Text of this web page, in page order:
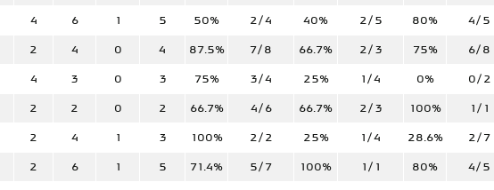
4/5
80%
2/5
40%
2/4
50%
5
1
6
4
6/8
75%
2/3
66.7%
7/8
87.5%
4
0
4
2
0/2
0%
1/4
25%
3/4
75%
3
0
3
4
1/1
100%
2/3
66.7%
4/6
66.7%
2
0
2
2
2/7
28.6%
1/4
25%
2/2
100%
3
1
4
2
4/5
80%
1/1
100%
5/7
71.4%
5
1
6
2